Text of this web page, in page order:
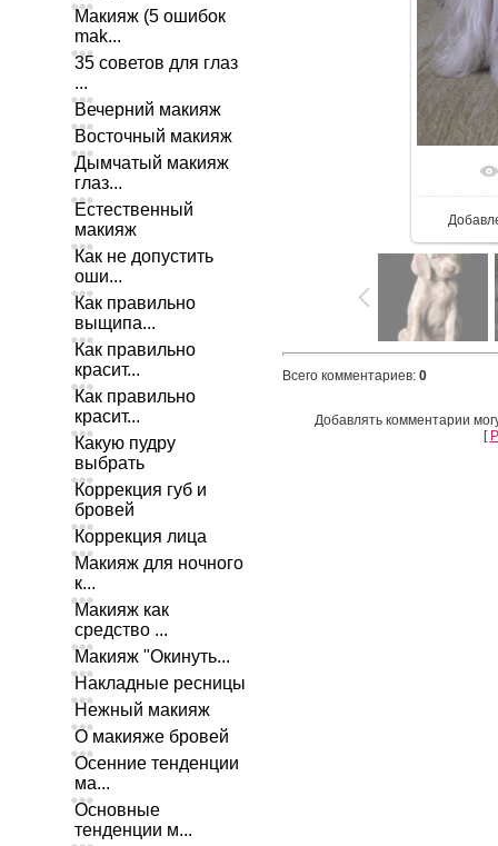
Макияж (5 ошибок
mak...
35 советов для глаз
...
Вечерний макияж
Восточный макияж
Дымчатый макияж
глаз...
Естественный
макияж
Как не допустить
оши...
Как правильно
выщипа...
Как правильно
красит...
Как правильно
красит...
Какую пудру
выбрать
Коррекция губ и
бровей
Коррекция лица
Макияж для ночного
к...
Макияж как
средство ...
Макияж "Окинуть...
Накладные ресницы
Нежный макияж
О макияже бровей
Осенние тенденции
ма...
Основные
тенденции м...
Всего комментариев: 0
Добавлять комментарии
[